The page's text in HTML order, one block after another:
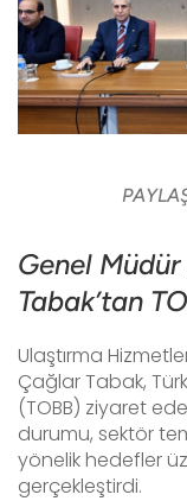
Genel
Tabak’tan
Ulaştırma
Çağlar Tabak,
(TOBB) ziyaret
durumu, sektör
yönelik hedefler
gerçekleştirdi.